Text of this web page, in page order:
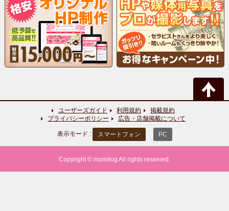
ユーザーズガイド 利用規約
掲載規約
プライバシーポリシー
広告・店舗掲載について
表示モード : スマートフォン PC
Copyright © momilog All rights reserved.